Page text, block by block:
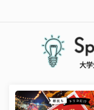
大学